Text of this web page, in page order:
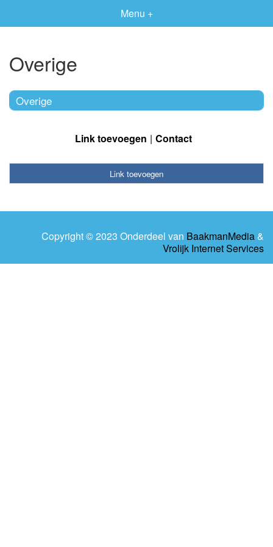
Menu +
Overige
Overige
Link toevoegen Contact
Link toevoegen
Copyright © 2023 Onderdeel van BaakmanMedia &
Vrolijk Internet Services